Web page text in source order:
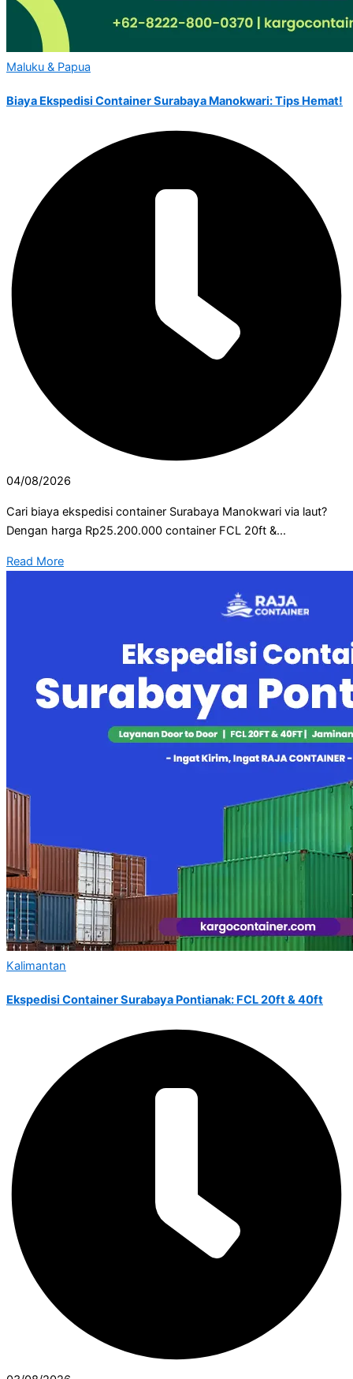
Maluku & Papua
Biaya Ekspedisi Container Surabaya Manokwari: Tips Hemat!
04/08/2026
Cari biaya ekspedisi container Surabaya Manokwari via laut?
Dengan harga Rp25.200.000 container FCL 20ft &...
Read More
Kalimantan
Ekspedisi Container Surabaya Pontianak: FCL 20ft & 40ft